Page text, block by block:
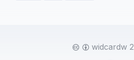
widcardw